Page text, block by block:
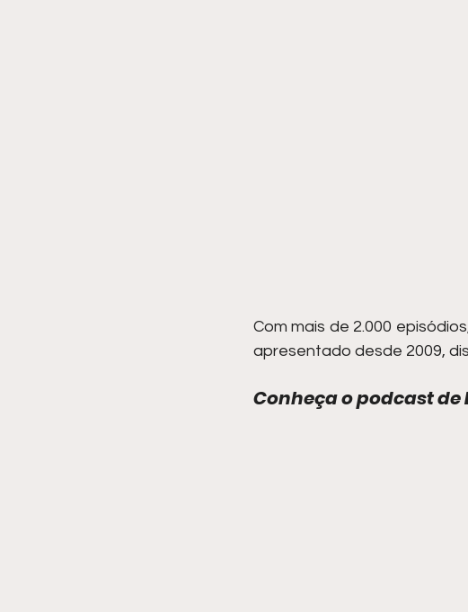
Com mais de 2.000
apresentado desde 2009,
Conheça o podcast de